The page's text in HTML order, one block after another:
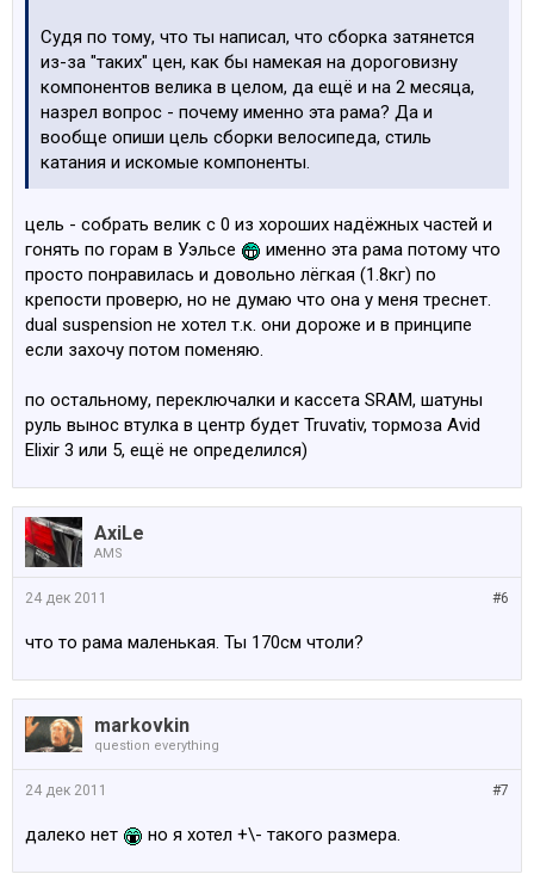
Судя по тому, что ты написал, что сборка затянется
из-за "таких" цен, как бы намекая на дороговизну
компонентов велика в целом, да ещё и на 2 месяца,
назрел вопрос - почему именно эта рама? Да и
вообще опиши цель сборки велосипеда, стиль
катания и искомые компоненты.
цель - собрать велик с 0 из хороших надёжных частей и
гонять по горам в Уэльсе
именно эта рама потому что
просто понравилась и довольно лёгкая (1.8кг) по
крепости проверю, но не думаю что она у меня треснет.
dual suspension не хотел т.к. они дороже и в принципе
если захочу потом поменяю.
по остальному, переключалки и кассета SRAM, шатуны
руль вынос втулка в центр будет Truvativ, тормоза Avid
Elixir 3 или 5, ещё не определился)
AxiLe
AMS
#6
24 дек 2011
что то рама маленькая. Ты 170см чтоли?
markovkin
question everything
#7
24 дек 2011
далеко нет но я хотел +\- такого размера.